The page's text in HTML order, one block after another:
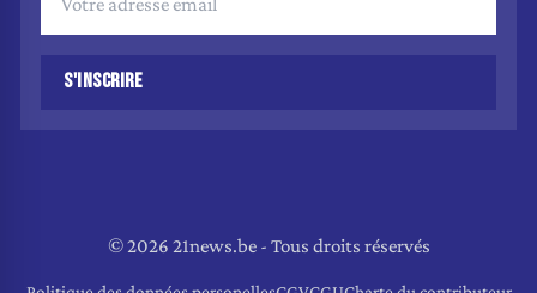
S'INSCRIRE
© 2026 21news.be - Tous droits réservés